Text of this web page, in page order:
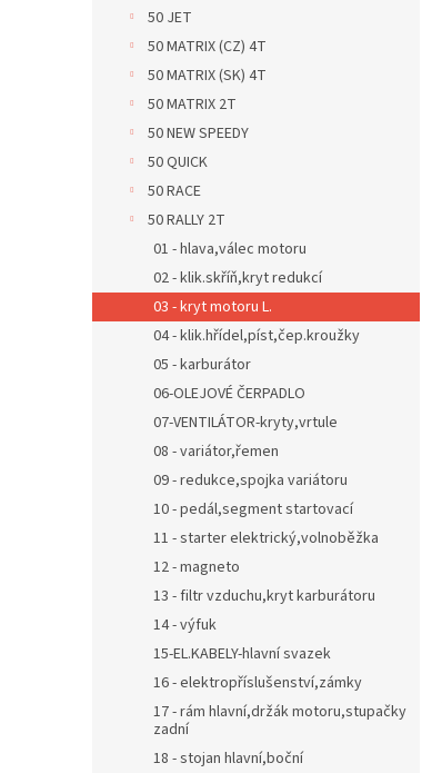
50 JET
50 MATRIX (CZ) 4T
50 MATRIX (SK) 4T
50 MATRIX 2T
50 NEW SPEEDY
50 QUICK
50 RACE
50 RALLY 2T
01 - hlava,válec motoru
02 - klik.skříň,kryt redukcí
03 - kryt motoru L.
04 - klik.hřídel,píst,čep.kroužky
05 - karburátor
06-OLEJOVÉ ČERPADLO
07-VENTILÁTOR-kryty,vrtule
08 - variátor,řemen
09 - redukce,spojka variátoru
10 - pedál,segment startovací
11 - starter elektrický,volnoběžka
12 - magneto
13 - filtr vzduchu,kryt karburátoru
14 - výfuk
15-EL.KABELY-hlavní svazek
16 - elektropříslušenství,zámky
17 - rám hlavní,držák motoru,stupačky
zadní
18 - stojan hlavní,boční